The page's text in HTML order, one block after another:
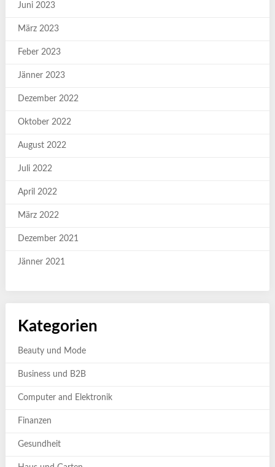
Juni 2023
März 2023
Feber 2023
Jänner 2023
Dezember 2022
Oktober 2022
August 2022
Juli 2022
April 2022
März 2022
Dezember 2021
Jänner 2021
Kategorien
Beauty und Mode
Business und B2B
Computer and Elektronik
Finanzen
Gesundheit